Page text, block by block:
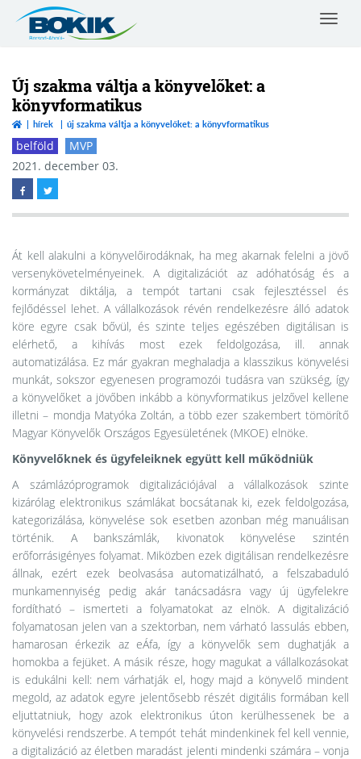
Zemplén
Vármegyei
Kereskedelmi
és
Iparkamara
Toggle
Új szakma váltja a könyvelőket: a
könyvformatikus
hírek új szakma váltja a könyvelőket: a könyvformatikus
belföld
MVP
2021. december 03.
Át kell alakulni a könyvelőirodáknak, ha meg akarnak felelni a jövő
versenykövetelményeinek. A digitalizációt az adóhatóság és a
kormányzat diktálja, a tempót tartani csak fejlesztéssel és
fejlődéssel lehet. A vállalkozások révén rendelkezésre álló adatok
köre egyre csak bővül, és szinte teljes egészében digitálisan is
elérhető, a kihívás most ezek feldolgozása, ill. annak
automatizálása. Ez már gyakran meghaladja a klasszikus könyvelési
munkát, sokszor egyenesen programozói tudásra van szükség, így
a könyvelőket a jövőben inkább a könyvformatikus jelzővel kellene
illetni – mondja Matyóka Zoltán, a több ezer szakembert tömörítő
Magyar Könyvelők Országos Egyesületének (MKOE) elnöke.
Könyvelőknek és ügyfeleiknek együtt kell működniük
A számlázóprogramok digitalizációjával a vállalkozások szinte
kizárólag elektronikus számlákat bocsátanak ki, ezek feldolgozása,
kategorizálása, könyvelése sok esetben azonban még manuálisan
történik. A bankszámlák, kivonatok könyvelése szintén
erőforrásigényes folyamat. Miközben ezek digitálisan rendelkezésre
állnak, ezért ezek beolvasása automatizálható, a felszabaduló
munkamennyiség pedig akár tanácsadásra vagy új ügyfelekre
fordítható – ismerteti a folyamatokat az elnök. A digitalizáció
folyamatosan jelen van a szektorban, nem várható lassulás ebben,
hamarosan érkezik az eÁfa, így a könyvelők sem dughatják a
homokba a fejüket. A másik része, hogy magukat a vállalkozásokat
is edukálni kell: nem várhatják el, hogy majd a könyvelő mindent
megold, az adatok egyre jelentősebb részét digitális formában kell
eljuttatniuk, hogy azok elektronikus úton kerülhessenek be a
könyvelési rendszerbe. A tempót tehát mindenkinek fel kell vennie,
a digitalizáció az életben maradást jelenti mindenki számára – vonja